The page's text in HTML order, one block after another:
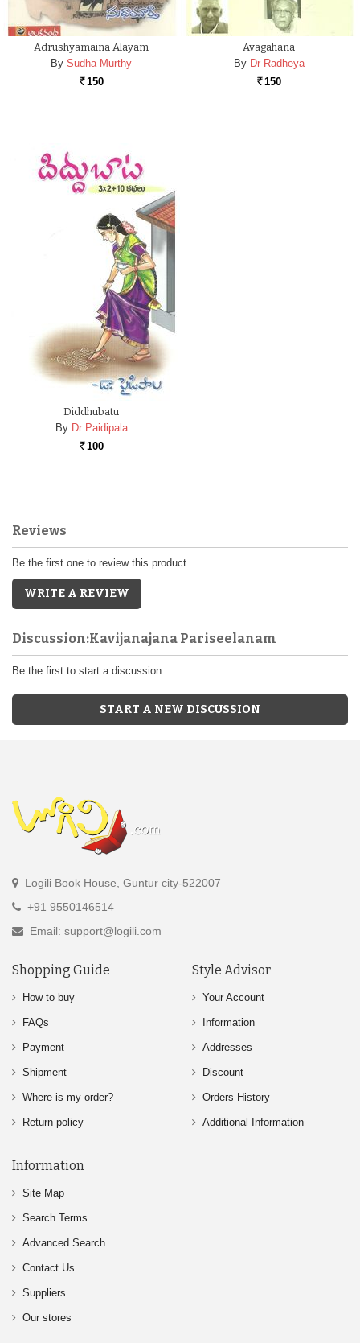
Adrushyamaina Alayam
By Sudha Murthy
Rs. 150
Avagahana
By Dr Radheya
Rs. 150
Diddhubatu
By Dr Paidipala
Rs. 100
Reviews
Be the first one to review this product
WRITE A REVIEW
Discussion:Kavijanajana Pariseelanam
Be the first to start a discussion
START A NEW DISCUSSION
Logili Book House, Guntur city-522007
+91 9550146514
Email: support@logili.com
Shopping Guide
How to buy
FAQs
Payment
Shipment
Where is my order?
Return policy
Style Advisor
Your Account
Information
Addresses
Discount
Orders History
Additional Information
Information
Site Map
Search Terms
Advanced Search
Contact Us
Suppliers
Our stores